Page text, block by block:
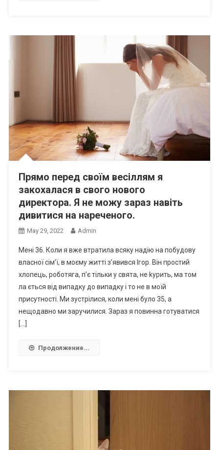
Прямо перед своїм весіллям я
закохалася в свого нового
директора. Я не можу зараз навіть
дивитися на нареченого.
May 29, 2022 Admin
Мені 36. Коли я вже втратила всяку надію на побудову
власної сім’ї, в моєму житті з’явився Ігор. Він простий
хлопець, роботяга, п’є тільки у свята, не kурить, ма том
ла ється від випадку до випадку і то не в моїй
присутності. Ми зустрілися, коли мені було 35, а
нещодавно ми заручилися. Зараз я повинна готуватися
[…]
Продолжение...